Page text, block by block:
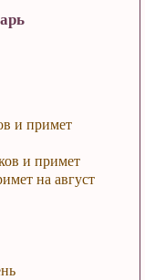
и примет
и примет
на август